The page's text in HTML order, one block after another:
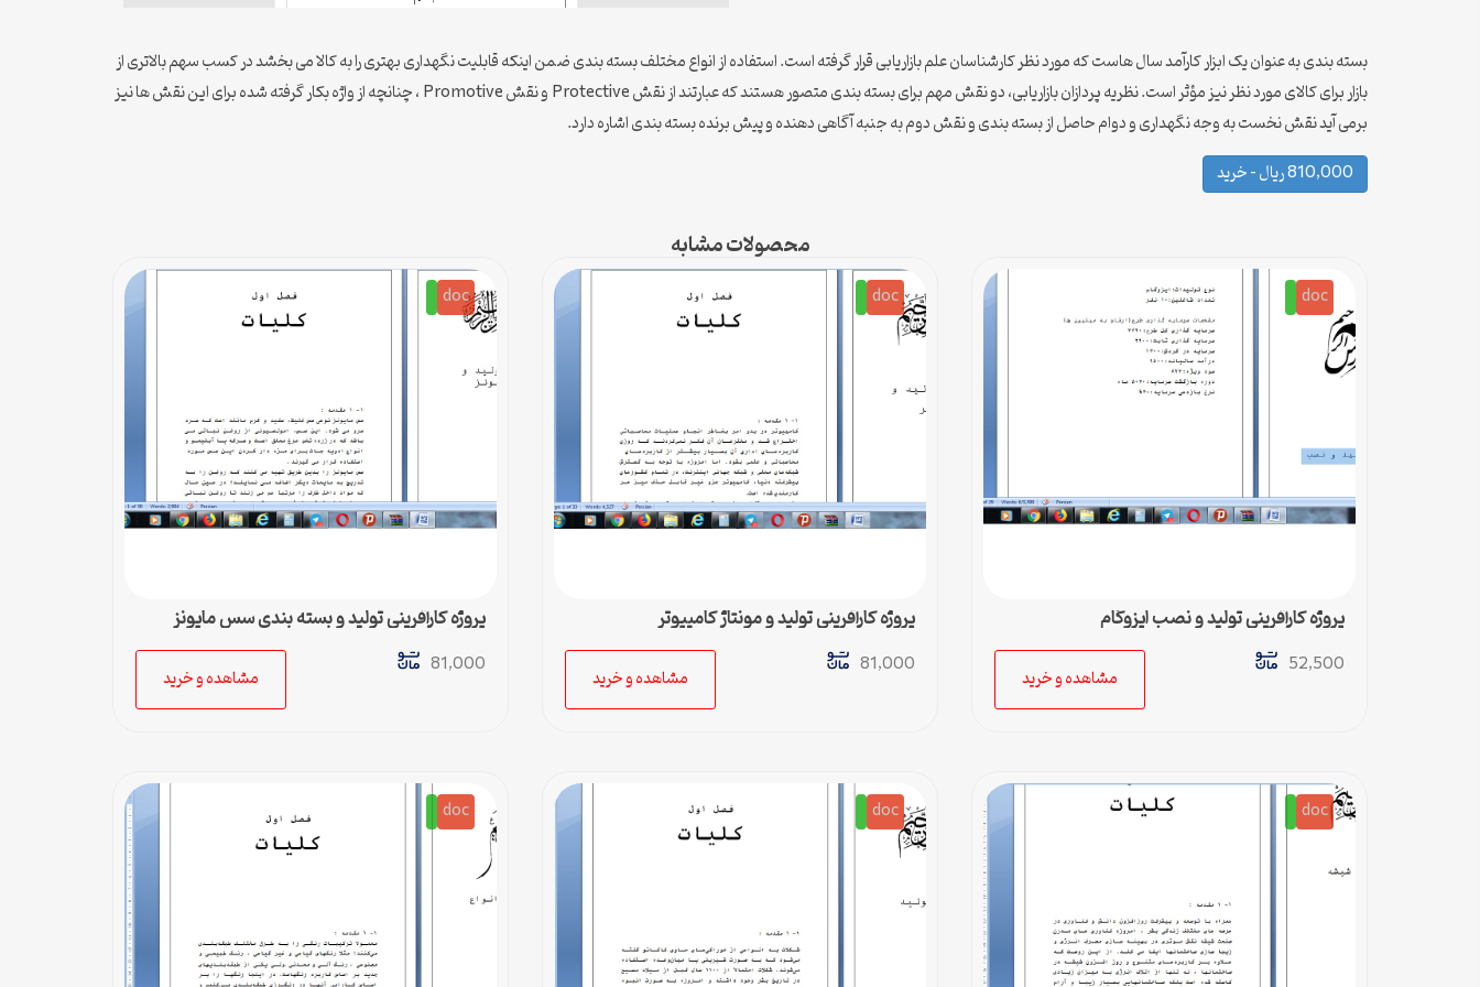
بسته بندی به عنوان یک ابزار کارآمد سال هاست که مورد نظر کارشناسان علم بازاریابی قرار گرفته است. استفاده از انواع مختلف بسته بندی ضمن اینکه قابلیت نگهداری بهتری را به کالا می بخشد در کسب سهم بالاتری از
بازار برای کالای مورد نظر نیز مؤثر است. نظریه پردازان بازاریابی، دو نقش مهم برای بسته بندی متصور هستند که عبارتند از نقش Protective و نقش Promotive ، چنانچه از واژه بکار گرفته شده برای این نقش ها نیز
برمی آید نقش نخست به وجه نگهداری و دوام حاصل از بسته بندی و نقش دوم به جنبه آگاهی دهنده و پیش برنده بسته بندی اشاره دارد.
810,000 ریال – خرید
محصولات مشابه
doc
پروژه کارآفرینی تولید و نصب ایزوگام
52,500
مشاهده و خرید
doc
پروژه کارآفرینی تولید و مونتاژ کامپیوتر
81,000
مشاهده و خرید
doc
پروژه کارآفرینی تولید و بسته بندی سس مایونز
81,000
مشاهده و خرید
doc
doc
doc